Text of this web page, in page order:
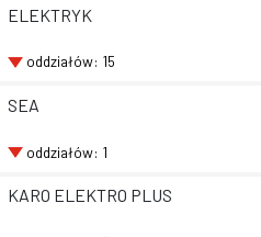
ELEKTRYK
oddziałów: 15
SEA
oddziałów: 1
KARO ELEKTRO PLUS